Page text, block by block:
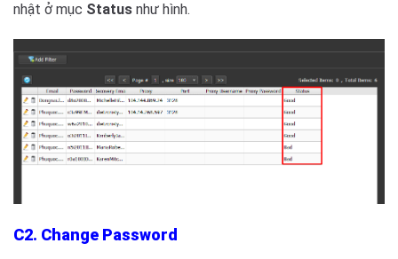
nhật ở mục Status như hình.
C2. Change Password